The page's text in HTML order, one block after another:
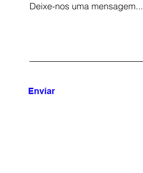
Deixe-nos uma mensagem...
Enviar